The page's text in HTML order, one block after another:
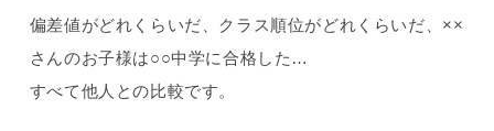
偏差値がどれくらいだ、クラス順位がどれくらいだ、××
さんのお子様は○○中学に合格した…
すべて他人との比較です。